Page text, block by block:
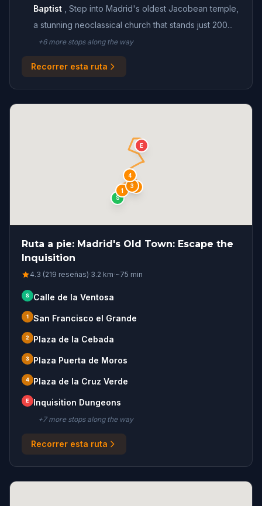
Baptist
Step into Madrid's oldest Jacobean temple,
a stunning neoclassical church that stands just 200...
+6more stopsalong the way
Recorrer esta ruta
S
1
2
3
4
E
Ruta a pie: Madrid's Old Town: Escape the
Inquisition
4.3 (219 reseñas)·3.2 km·~75 min
S Calle de la Ventosa
1 San Francisco el Grande
2 Plaza de la Cebada
3 Plaza Puerta de Moros
4 Plaza de la Cruz Verde
E Inquisition Dungeons
+7more stopsalong the way
Recorrer esta ruta